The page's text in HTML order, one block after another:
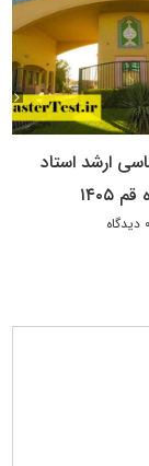
ارشد استاد
۱۴۰۵
۰ دیدگاه